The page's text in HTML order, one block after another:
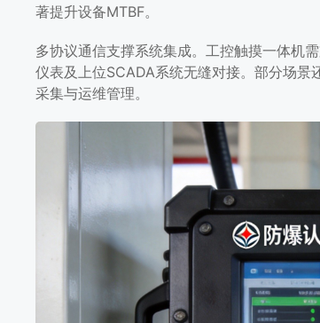
著提升设备MTBF。
多协议通信支撑系统集成。工控触摸一体机
仪表及上位SCADA系统无缝对接。部分场
采集与运维管理。